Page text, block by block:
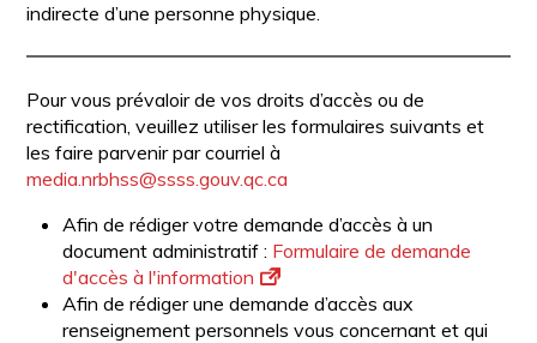
indirecte d’une personne physique.
Pour vous prévaloir de vos droits d’accès ou de
rectification, veuillez utiliser les formulaires suivants et
les faire parvenir par courriel à
media.nrbhss@ssss.gouv.qc.ca
Afin de rédiger votre demande d’accès à un
document administratif : Formulaire de demande
d'accès à l'information
Afin de rédiger une demande d’accès aux
renseignement personnels vous concernant et qui